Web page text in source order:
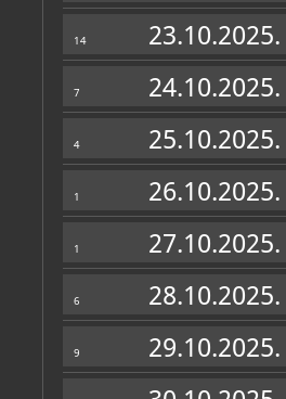
14 23.10.2025.
7 24.10.2025.
4 25.10.2025.
1 26.10.2025.
1 27.10.2025.
6 28.10.2025.
9 29.10.2025.